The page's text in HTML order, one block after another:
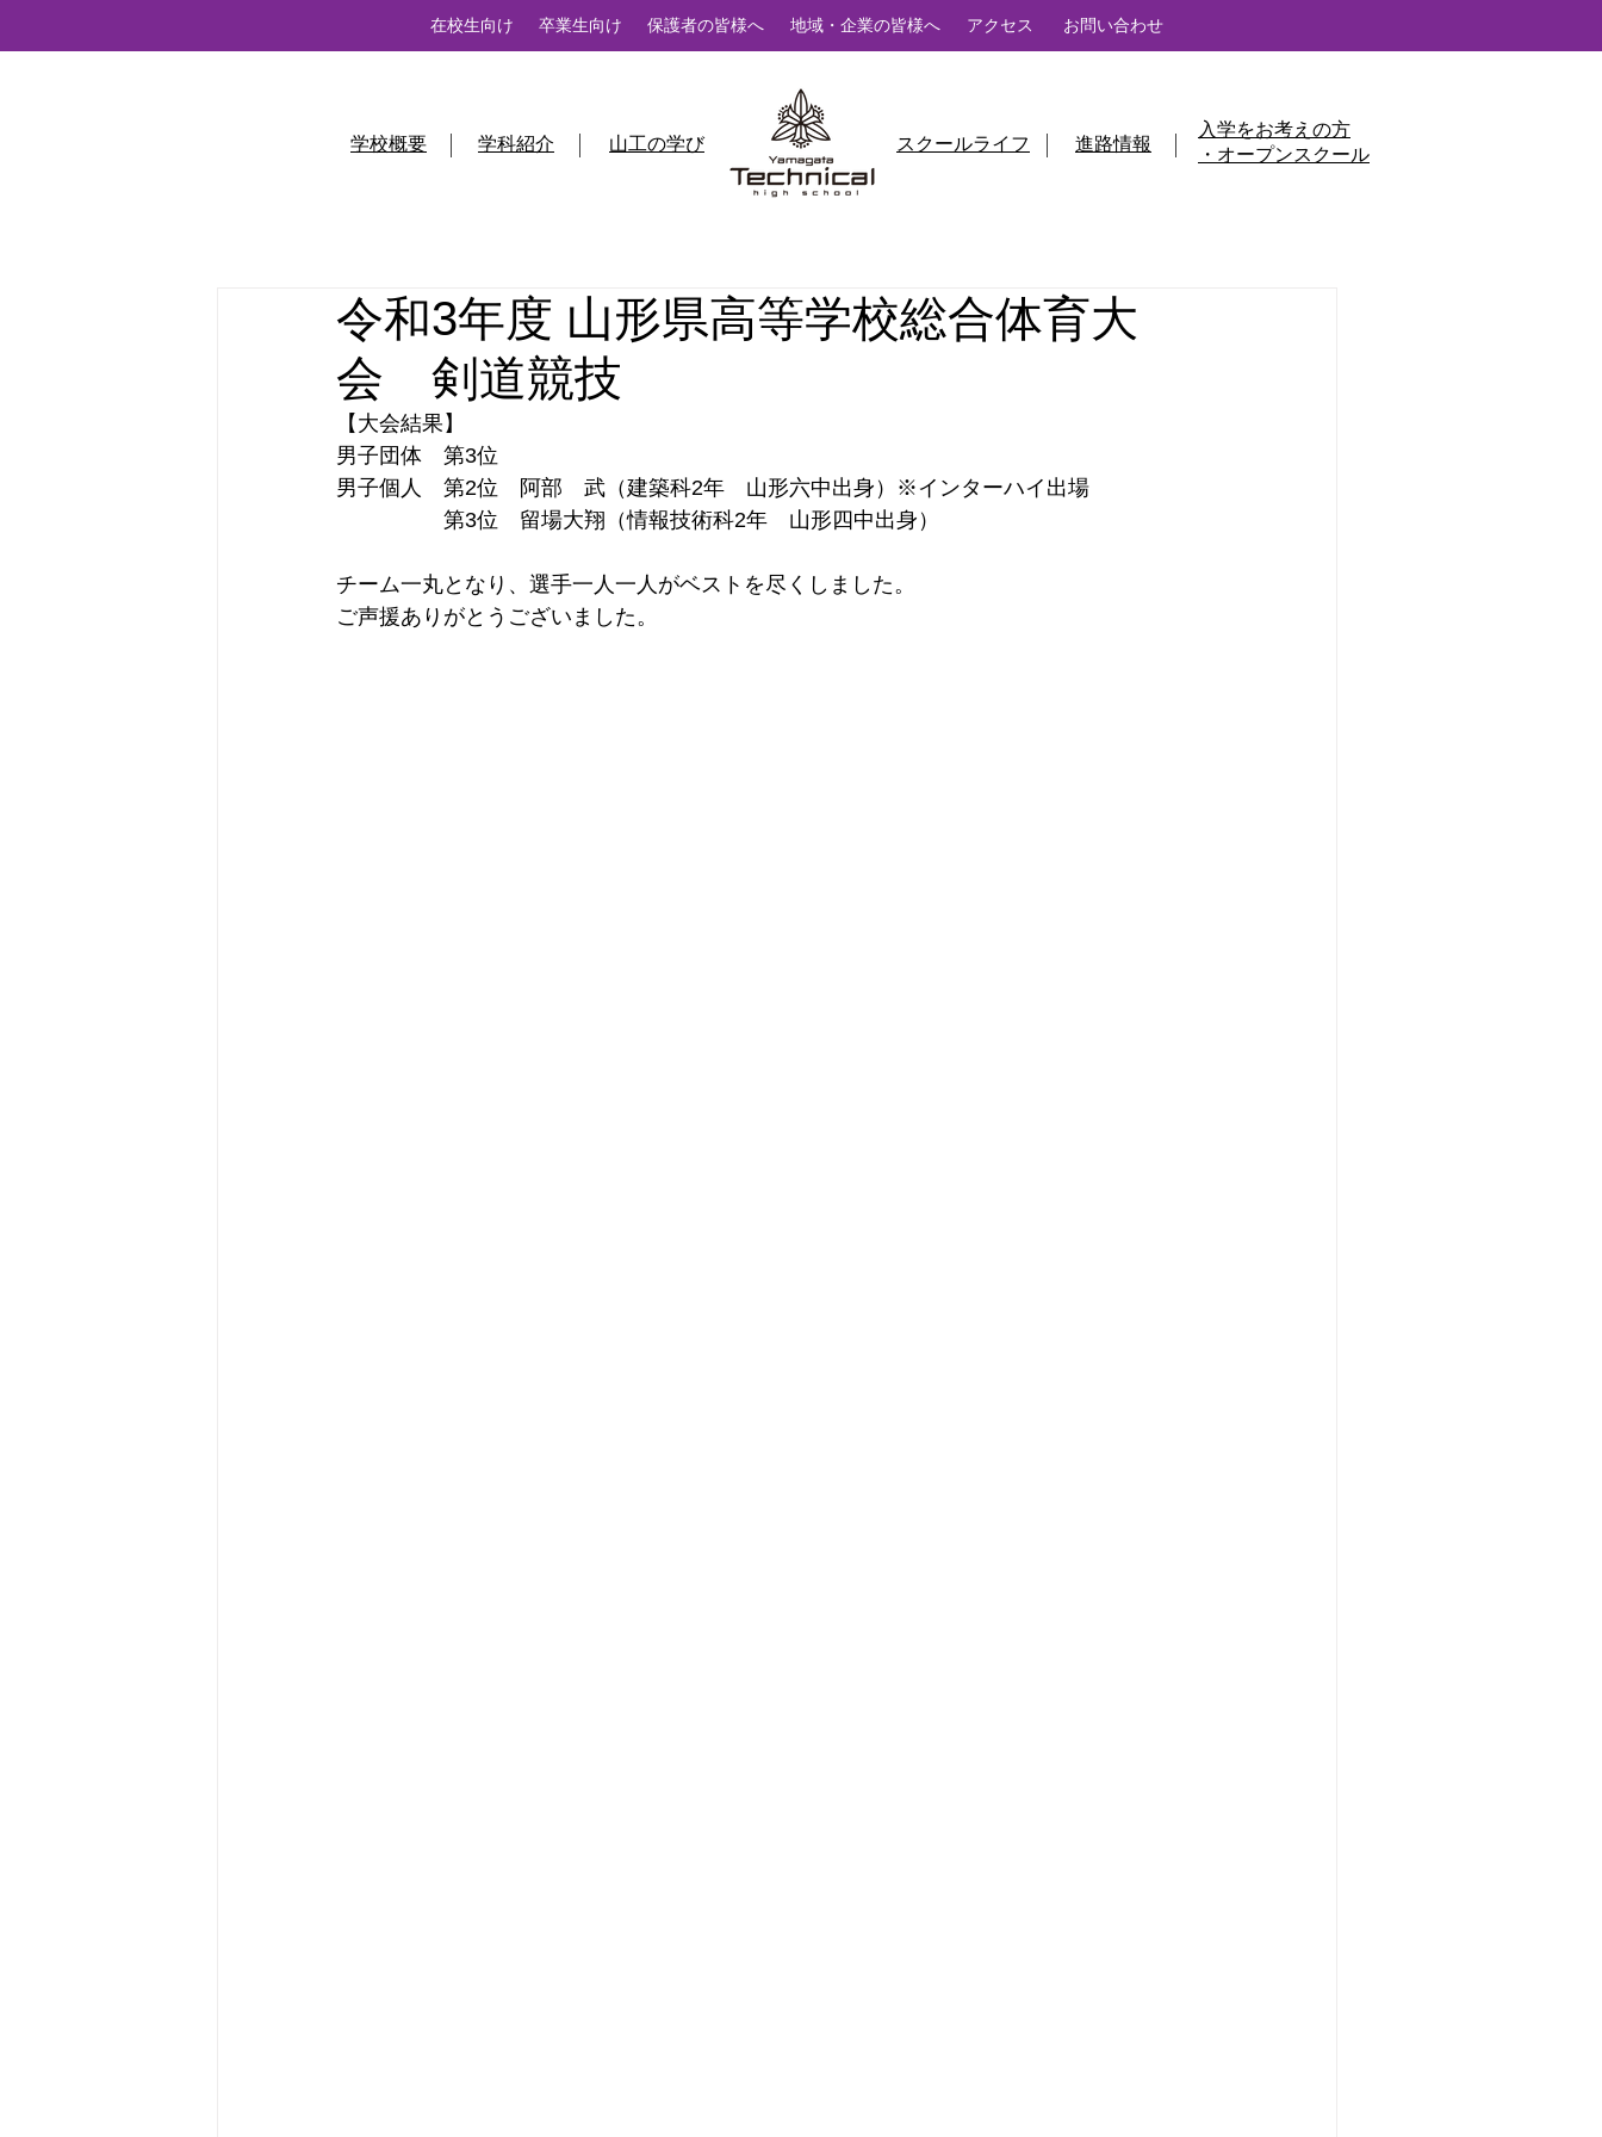
在校生向け 卒業生向け 保護者の皆様へ 地域・企業の皆様へ アクセス お問い合わせ
学校概要 学科紹介 山工の学び スクールライフ 進路情報
入学をお考えの方
・オープンスクール
令和3年度 山形県高等学校総合体育大
会 剣道競技
【大会結果】
男子団体　第3位
男子個人　第2位　阿部　武（建築科2年　山形六中出身）※インターハイ出場
第3位　留場大翔（情報技術科2年　山形四中出身）
チーム一丸となり、選手一人一人がベストを尽くしました。
ご声援ありがとうございました。